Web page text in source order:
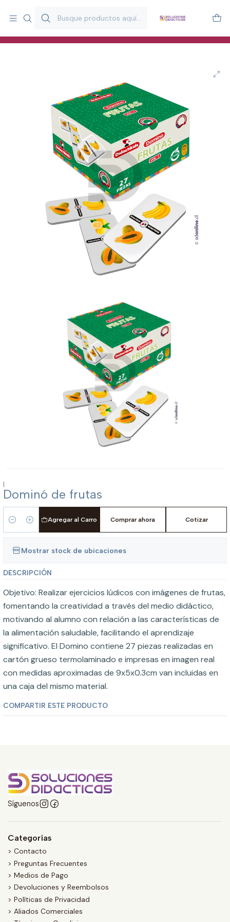
y estimulación infantil en Chile.
Especialistas en recursos educativos para aulas, terapeutas y
|
Dominó de frutas
Cantidad
Agregar al Carro Comprar ahora Cotizar
Mostrar stock de ubicaciones
DESCRIPCIÓN
Objetivo: Realizar ejercicios lúdicos con imágenes de frutas,
fomentando la creatividad a través del medio didáctico,
motivando al alumno con relación a las características de
la alimentación saludable, facilitando el aprendizaje
significativo. El Domino contiene 27 piezas realizadas en
cartón grueso termolaminado e impresas en imagen real
con medidas aproximadas de 9x5x0.3cm van incluidas en
una caja del mismo material.
COMPARTIR ESTE PRODUCTO
Síguenos
Categorías
> Contacto
> Preguntas Frecuentes
> Medios de Pago
> Devoluciones y Reembolsos
> Políticas de Privacidad
> Aliados Comerciales